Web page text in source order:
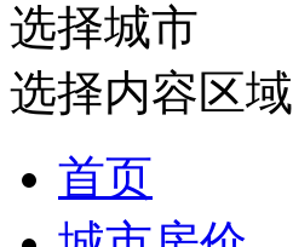
选择城市
选择内容区域
首页